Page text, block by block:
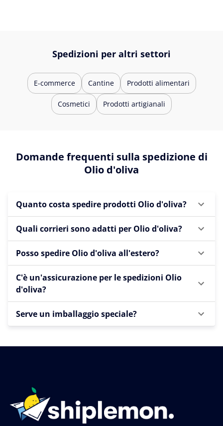
Spedizioni per altri settori
E-commerce Cantine Prodotti alimentari
Cosmetici Prodotti artigianali
Domande frequenti sulla spedizione di
Olio d'oliva
Quanto costa spedire prodotti Olio d'oliva?
Quali corrieri sono adatti per Olio d'oliva?
Posso spedire Olio d'oliva all'estero?
C'è un'assicurazione per le spedizioni Olio
d'oliva?
Serve un imballaggio speciale?